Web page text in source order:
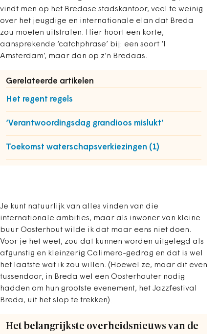
vindt men op het Bredase stadskantoor, veel te weinig
over het jeugdige en internationale elan dat Breda
zou moeten uitstralen. Hier hoort een korte,
aansprekende ‘catchphrase’ bij: een soort ‘I
Amsterdam’, maar dan op z’n Bredaas.
Gerelateerde artikelen
Het regent regels
‘Verantwoordingsdag grandioos mislukt'
Toekomst waterschapsverkiezingen (1)
Je kunt natuurlijk van alles vinden van die
internationale ambities, maar als inwoner van kleine
buur Oosterhout wilde ik dat maar eens niet doen.
Voor je het weet, zou dat kunnen worden uitgelegd als
afgunstig en kleinzerig Calimero-gedrag en dat is wel
het laatste wat ik zou willen. (Hoewel ze, maar dit even
tussendoor, in Breda wel een Oosterhouter nodig
hadden om hun grootste evenement, het Jazzfestival
Breda, uit het slop te trekken).
Het belangrijkste overheidsnieuws van de